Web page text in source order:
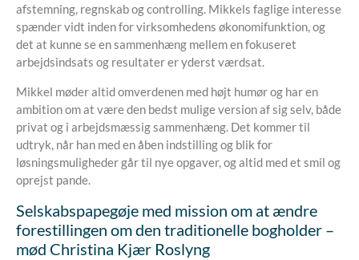
afstemning, regnskab og controlling. Mikkels faglige interesse
spænder vidt inden for virksomhedens økonomifunktion, og
det at kunne se en sammenhæng mellem en fokuseret
arbejdsindsats og resultater er yderst værdsat.
Mikkel møder altid omverdenen med højt humør og har en
ambition om at være den bedst mulige version af sig selv, både
privat og i arbejdsmæssig sammenhæng. Det kommer til
udtryk, når han med en åben indstilling og blik for
løsningsmuligheder går til nye opgaver, og altid med et smil og
oprejst pande.
Selskabspapegøje med mission om at ændre
forestillingen om den traditionelle bogholder –
mød Christina Kjær Roslyng